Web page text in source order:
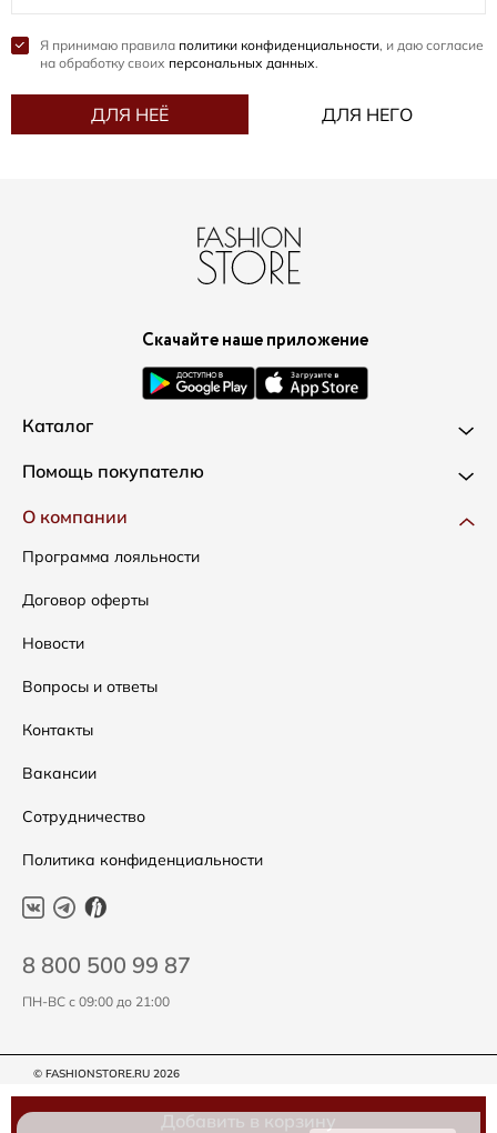
Добавить в корзину
Я принимаю правила политики конфиденциальности, и даю согласие
на обработку своих персональных данных.
ДЛЯ НЕЁ ДЛЯ НЕГО
Скачайте наше приложение
Каталог
Новинки
Одежда
Сумки
Аксессуары
Распродажа
Подарочные сертификаты
Помощь покупателю
Доставка и оплата
Как оформить заказ
Условия возвратов
Таблица размеров
Уход за одеждой
О компании
Программа лояльности
Договор оферты
Новости
Вопросы и ответы
Контакты
Вакансии
Сотрудничество
Политика конфиденциальности
8 800 500 99 87
ПН-ВС с 09:00 до 21:00
© FASHIONSTORE.RU 2026